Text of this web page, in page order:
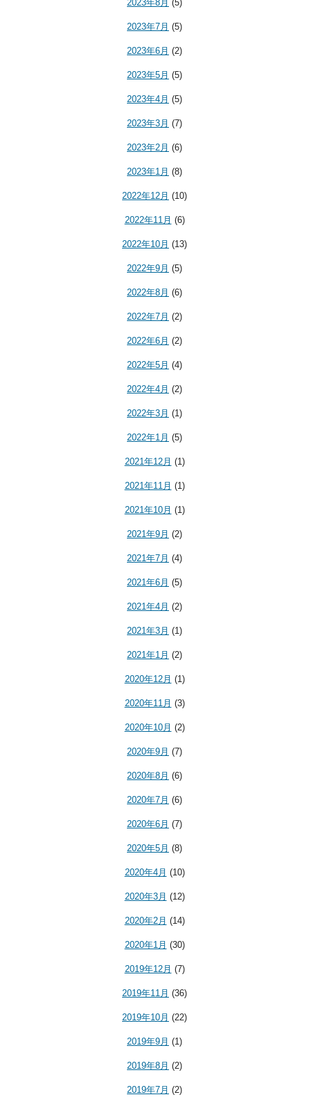
2023年8月 (5)
2023年7月 (5)
2023年6月 (2)
2023年5月 (5)
2023年4月 (5)
2023年3月 (7)
2023年2月 (6)
2023年1月 (8)
2022年12月 (10)
2022年11月 (6)
2022年10月 (13)
2022年9月 (5)
2022年8月 (6)
2022年7月 (2)
2022年6月 (2)
2022年5月 (4)
2022年4月 (2)
2022年3月 (1)
2022年1月 (5)
2021年12月 (1)
2021年11月 (1)
2021年10月 (1)
2021年9月 (2)
2021年7月 (4)
2021年6月 (5)
2021年4月 (2)
2021年3月 (1)
2021年1月 (2)
2020年12月 (1)
2020年11月 (3)
2020年10月 (2)
2020年9月 (7)
2020年8月 (6)
2020年7月 (6)
2020年6月 (7)
2020年5月 (8)
2020年4月 (10)
2020年3月 (12)
2020年2月 (14)
2020年1月 (30)
2019年12月 (7)
2019年11月 (36)
2019年10月 (22)
2019年9月 (1)
2019年8月 (2)
2019年7月 (2)